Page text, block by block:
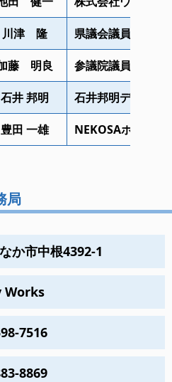
川津 隆 県議会議員
藤 明良 参議院議員
石井 邦明 石井邦明デザイン
豊田 一雄 NEKOSAホールデ
局
か市中根4392-1
Works
7516
8869